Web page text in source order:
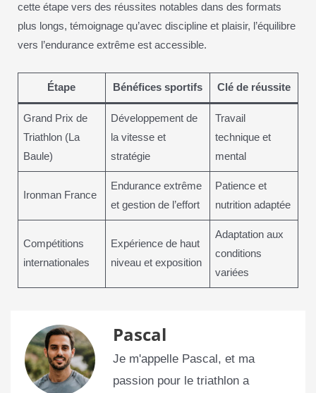
cette étape vers des réussites notables dans des formats
plus longs, témoignage qu’avec discipline et plaisir, l’équilibre
vers l’endurance extrême est accessible.
Étape Bénéfices sportifs Clé de réussite
Grand Prix de
Triathlon (La
Baule)
Développement de
la vitesse et
stratégie
Travail
technique et
mental
Ironman France
Endurance extrême
et gestion de l’effort
Patience et
nutrition adaptée
Compétitions
internationales
Expérience de haut
niveau et exposition
Adaptation aux
conditions
variées
Pascal
Je m'appelle Pascal, et ma
passion pour le triathlon a